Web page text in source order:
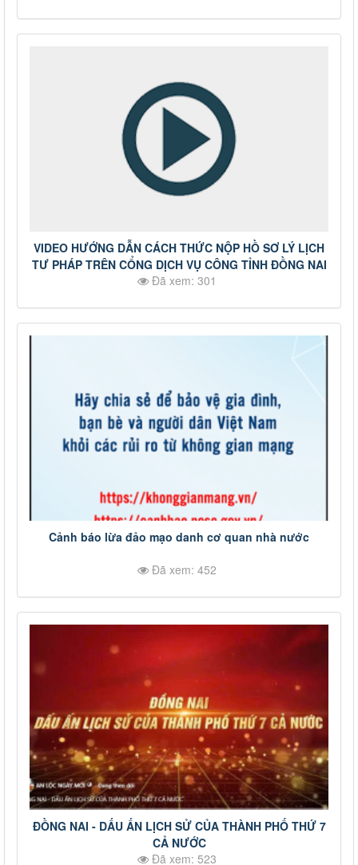
VIDEO HƯỚNG DẪN CÁCH THỨC NỘP HỒ SƠ LÝ LỊCH
TƯ PHÁP TRÊN CỔNG DỊCH VỤ CÔNG TỈNH ĐỒNG NAI
Đã xem: 301
Cảnh báo lừa đảo mạo danh cơ quan nhà nước
Đã xem: 452
ĐỒNG NAI - DẤU ẤN LỊCH SỬ CỦA THÀNH PHỐ THỨ 7
CẢ NƯỚC
Đã xem: 523